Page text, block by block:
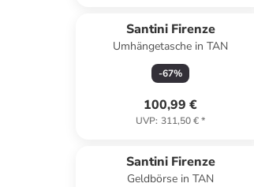
Santini Firenze
Umhängetasche in TAN
-67%
100,99 €
UVP: 311,50 €*
Santini Firenze
Geldbörse in TAN